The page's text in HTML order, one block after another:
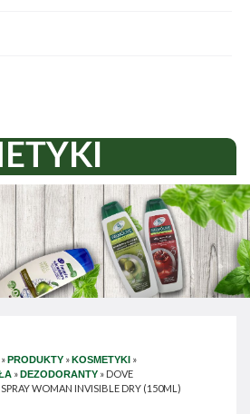
»PRODUKTY »KOSMETYKI »
»DEZODORANTY » DOVE
WOMAN INVISIBLE DRY (150ML)